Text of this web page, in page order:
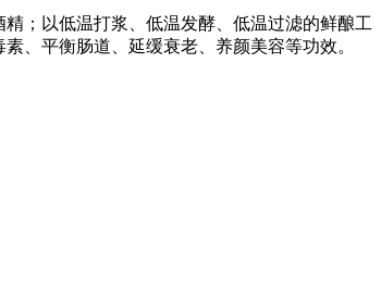
；以低温打浆、低温发酵、低温过滤的鲜酿工
、平衡肠道、延缓衰老、养颜美容等功效。